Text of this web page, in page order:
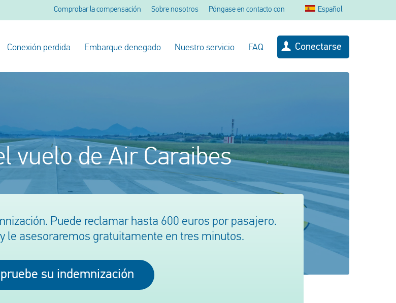
Comprobar la compensación Sobre nosotros Póngase en contacto con Español
Conexión perdida Embarque denegado Nuestro servicio FAQ Conectarse
vuelo de Air Caraibes
Puede reclamar hasta 600 euros por pasajero.
le asesoraremos gratuitamente en tres minutos.
su indemnización